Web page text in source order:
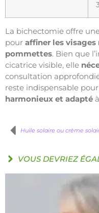
La bichectomie offre
pour affiner les
pommettes. Bien que
cicatrice visible, elle
consultation
reste indispensable
harmonieux et adapté
VOUS DEVRIEZ